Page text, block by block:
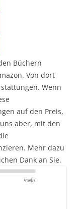
Büchern
Von dort
Wenn
auf den Preis,
aber, mit den
Mehr dazu
Dank an Sie.